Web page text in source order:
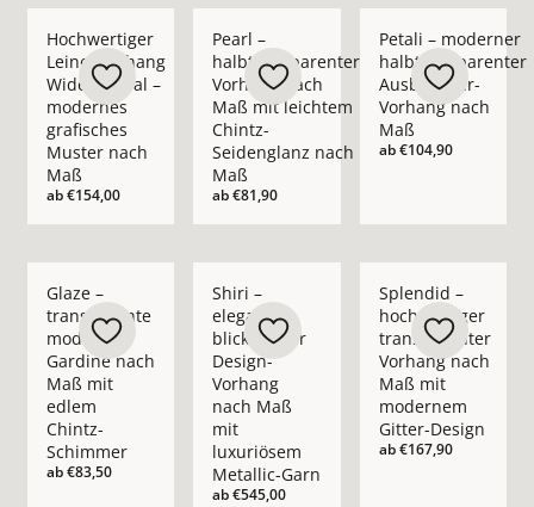
Hochwertiger
Leinenvorhang
Wide Appeal –
modernes
grafisches
Muster nach
Maß
ab€154,00
Pearl –
halbtransparenter
Vorhang nach
Maß mit leichtem
Chintz-
Seidenglanz nach
Maß
ab€81,90
Petali – moderner
halbtransparenter
Ausbrenner-
Vorhang nach
Maß
ab€104,90
Glaze –
transparente
moderne
Gardine nach
Maß mit
edlem
Chintz-
Schimmer
ab€83,50
Shiri –
eleganter
blickdichter
Design-
Vorhang
nach Maß
mit
luxuriösem
Metallic-Garn
ab€545,00
Splendid –
hochwertiger
transparenter
Vorhang nach
Maß mit
modernem
Gitter-Design
ab€167,90